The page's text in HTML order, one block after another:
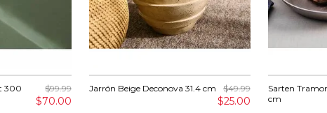
300
$99.99
$70.00
Jarrón Beige Deconova 31.4 cm $49.99
$25.00
Sarten
cm